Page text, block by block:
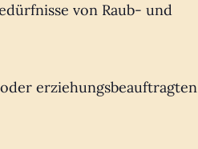
von Raub- und
erziehungsbeauftragten